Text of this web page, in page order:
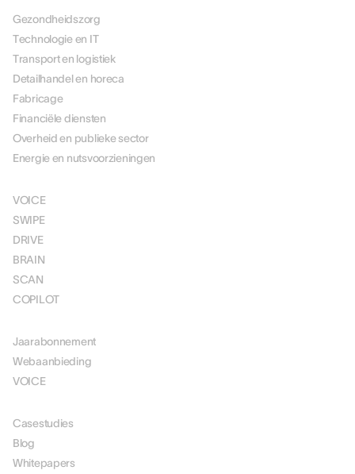
Gezondheidszorg
Technologie en IT
Transport en logistiek
Detailhandel en horeca
Fabricage
Financiële diensten
Overheid en publieke sector
Energie en nutsvoorzieningen
VOICE
SWIPE
DRIVE
BRAIN
SCAN
COPILOT
Jaarabonnement
Webaanbieding
VOICE
Casestudies
Blog
Whitepapers